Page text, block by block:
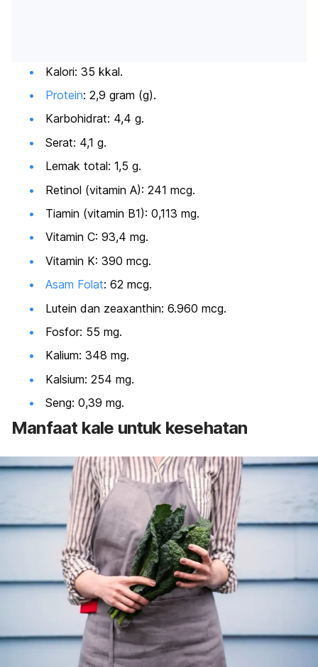
Kalori: 35 kkal.
Protein: 2,9 gram (g).
Karbohidrat: 4,4 g.
Serat: 4,1 g.
Lemak total: 1,5 g.
Retinol (vitamin A): 241 mcg.
Tiamin (vitamin B1): 0,113 mg.
Vitamin C: 93,4 mg.
Vitamin K: 390 mcg.
Asam Folat: 62 mcg.
Lutein dan zeaxanthin: 6.960 mcg.
Fosfor: 55 mg.
Kalium: 348 mg.
Kalsium: 254 mg.
Seng: 0,39 mg.
Manfaat kale untuk kesehatan